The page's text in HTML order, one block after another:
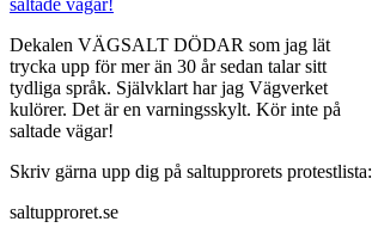
Dekalen VÄGSALT DÖDAR som jag lät
trycka upp för mer än 30 år sedan talar sitt
tydliga språk. Självklart har jag Vägverket
kulörer. Det är en varningsskylt. Kör inte på
saltade vägar!
Skriv gärna upp dig på saltupprorets protestlista:
saltupproret.se